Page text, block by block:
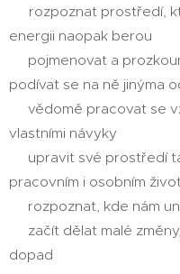
rozpoznat prostředí,
energii naopak berou
pojmenovat a
podívat se na ně jinýma
vědomě pracovat se
vlastními návyky
upravit své prostředí
pracovním i osobním
rozpoznat, kde nám
začít dělat malé
dopad